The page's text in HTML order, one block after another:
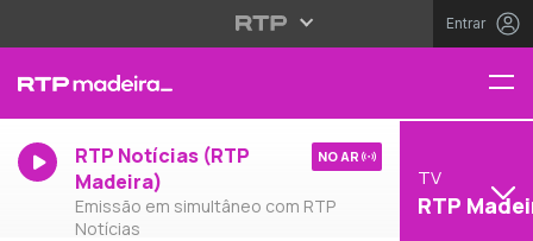
Entrar
RTP Notícias (RTP
Madeira)
Emissão em simultâneo com RTP
Notícias
NO AR
TV
RTP